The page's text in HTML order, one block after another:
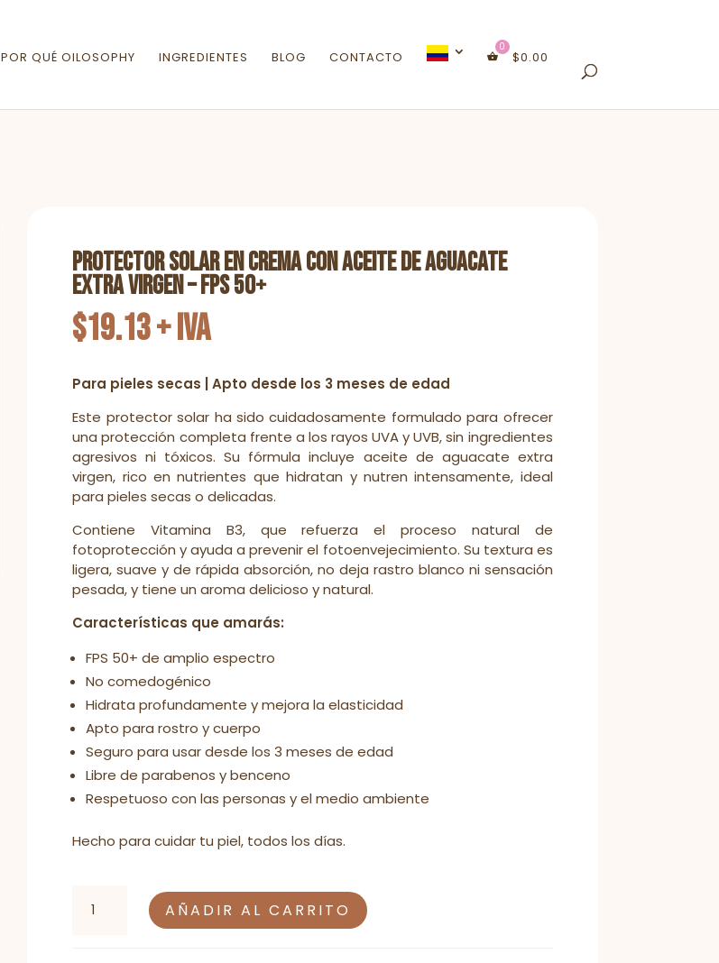
POR QUÉ OILOSOPHY INGREDIENTES BLOG CONTACTO $0.00
Protector Solar en Crema con Aceite de Aguacate
extra virgen – FPS 50+
$19.13+ IVA
Para pieles secas | Apto desde los 3 meses de edad
Este protector solar ha sido cuidadosamente formulado para ofrecer
una protección completa frente a los rayos UVA y UVB, sin ingredientes
agresivos ni tóxicos. Su fórmula incluye aceite de aguacate extra
virgen, rico en nutrientes que hidratan y nutren intensamente, ideal
para pieles secas o delicadas.
Contiene Vitamina B3, que refuerza el proceso natural de
fotoprotección y ayuda a prevenir el fotoenvejecimiento. Su textura es
ligera, suave y de rápida absorción, no deja rastro blanco ni sensación
pesada, y tiene un aroma delicioso y natural.
Características que amarás:
FPS 50+ de amplio espectro
No comedogénico
Hidrata profundamente y mejora la elasticidad
Apto para rostro y cuerpo
Seguro para usar desde los 3 meses de edad
Libre de parabenos y benceno
Respetuoso con las personas y el medio ambiente
Hecho para cuidar tu piel, todos los días.
Solar
AÑADIR AL CARRITO